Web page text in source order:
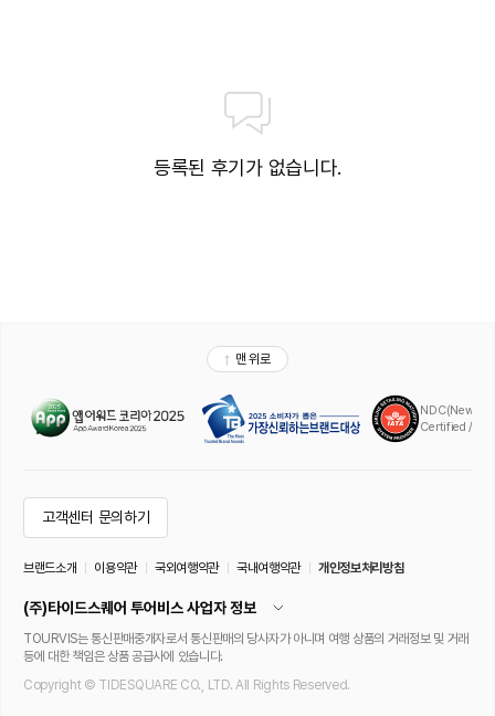
등록된 후기가 없습니다.